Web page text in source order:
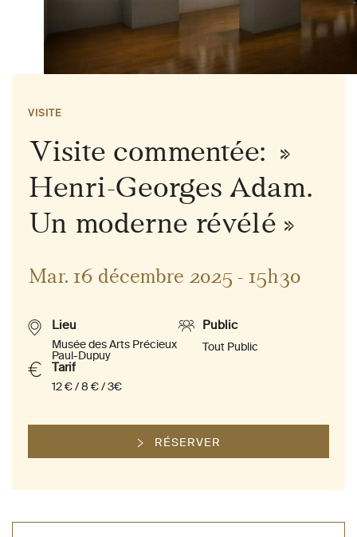
Visite commentée: »
Henri-Georges Adam.
Un moderne révélé »
VISITE
Mar. 16 décembre 2025 - 15h30
Lieu
Musée des Arts Précieux
Paul-Dupuy
Public
Tout Public
Tarif
12 € / 8 € / 3€
RÉSERVER